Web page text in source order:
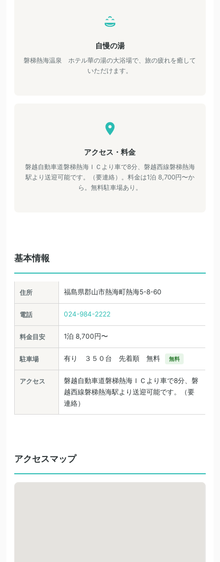
自慢の湯
磐梯熱海温泉 ホテル華の湯の大浴場で、旅の疲れを癒して
いただけます。
アクセス・料金
磐越自動車道磐梯熱海ＩＣより車で8分、磐越西線磐梯熱海
駅より送迎可能です。（要連絡）。料金は1泊 8,700円〜か
ら。無料駐車場あり。
基本情報
住所 福島県郡山市熱海町熱海5-8-60
電話 024-984-2222
料金目安 1泊 8,700円〜
駐車場 有り ３５０台 先着順 無料 無料
アクセス
磐越自動車道磐梯熱海ＩＣより車で8分、磐
越西線磐梯熱海駅より送迎可能です。（要
連絡）
アクセスマップ